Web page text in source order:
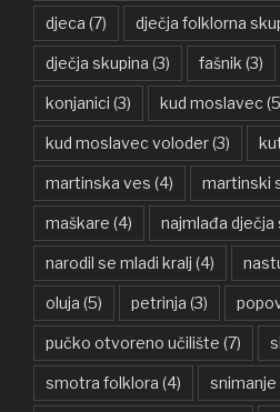
djeca (7) dječja folklorna
dječja skupina (3) fašnik (3)
konjanici (3) kud moslavec
kud moslavec voloder(3)
martinska ves (4) martinski
maškare (4) najmlađa dječja
narodil se mladi kralj (4)
oluja (5) petrinja (3)
pučko otvoreno učilište (7)
smotra folklora (4) snimanje